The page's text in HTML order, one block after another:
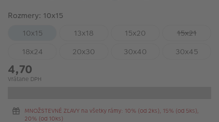
Rozmery: 10x15
10x15
13x18 15x20
15x21
18x24
20x30 30x40 30x45
4,70
Vrátane DPH
MNOŽSTEVNÉ ZĽAVY na všetky rámy: 10% (od 2ks), 15% (od 5ks),
20% (od 10ks)